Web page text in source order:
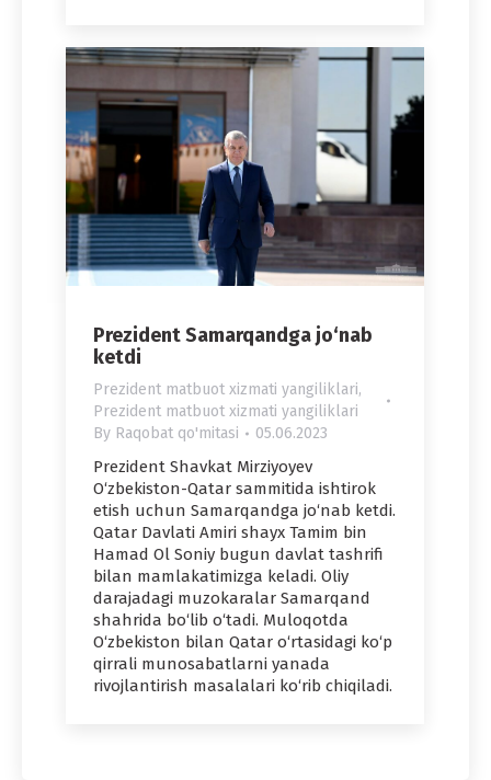
Prezident Samarqandga jo‘nab
ketdi
Prezident matbuot xizmati yangiliklari,
Prezident matbuot xizmati yangiliklari
By Raqobat qo'mitasi 05.06.2023
Prezident Shavkat Mirziyoyev
O‘zbekiston-Qatar sammitida ishtirok
etish uchun Samarqandga jo‘nab ketdi.
Qatar Davlati Amiri shayx Tamim bin
Hamad Ol Soniy bugun davlat tashrifi
bilan mamlakatimizga keladi. Oliy
darajadagi muzokaralar Samarqand
shahrida bo‘lib o‘tadi. Muloqotda
O‘zbekiston bilan Qatar o‘rtasidagi ko‘p
qirrali munosabatlarni yanada
rivojlantirish masalalari ko‘rib chiqiladi.